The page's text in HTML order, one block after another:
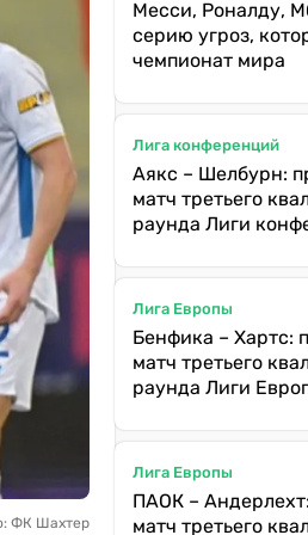
ФК Шахтер
Месси, Роналду,
серию угроз,
чемпионат мира
Лига конференций
Аякс – Шелбурн:
матч третьего
раунда Лиги
Лига Европы
Бенфика – Хартс:
матч третьего
раунда Лиги
Лига Европы
ПАОК –
матч третьего